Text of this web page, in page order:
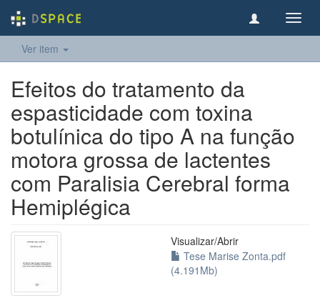
Ver item
Efeitos do tratamento da
espasticidade com toxina
botulínica do tipo A na função
motora grossa de lactentes
com Paralisia Cerebral forma
Hemiplégica
Visualizar/Abrir
Tese Marise Zonta.pdf
(4.191Mb)